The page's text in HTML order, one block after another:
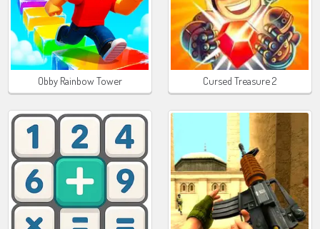
Obby Rainbow Tower Cursed Treasure 2